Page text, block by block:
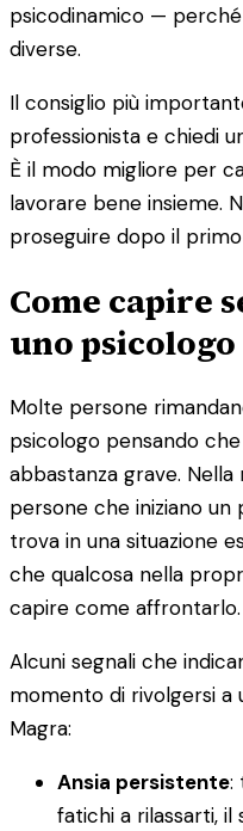
psicodinamico —
diverse.
Il consiglio più
professionista e chiedi
È il modo migliore per
lavorare bene insieme.
proseguire dopo il
Come capire
uno psicologo
Molte persone
psicologo pensando
abbastanza grave.
persone che iniziano
trova in una situazione
che qualcosa nella
capire come affrontarlo.
Alcuni segnali che
momento di rivolgersi a
Magra:
Ansia persistente:
fatichi a rilassarti,